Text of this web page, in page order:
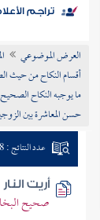
موضوعي
تراجم الأعلام
العرض الموضوعي
أقسام النكاح من حيث
ما يوجبه النكاح
حسن المعاشرة بين
عدد النتائج : 1538
أريت
صحيح